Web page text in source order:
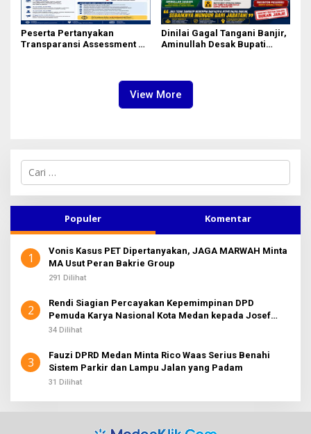
Peserta Pertanyakan
Transparansi Assessment PT
Dinilai Gagal Tangani Banjir,
Aminullah Desak Bupati
View More
C
i
n
u
k
Populer Komentar
1
Vonis Kasus PET Dipertanyakan, JAGA MARWAH Minta
MA Usut Peran Bakrie Group
291 Dilihat
2
Rendi Siagian Percayakan Kepemimpinan DPD
Pemuda Karya Nasional Kota Medan kepada Josef
Sembiring
34 Dilihat
3
Fauzi DPRD Medan Minta Rico Waas Serius Benahi
Sistem Parkir dan Lampu Jalan yang Padam
31 Dilihat